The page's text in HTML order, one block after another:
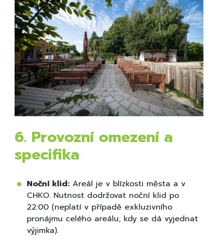
6. Provozní omezení a
specifika
Noční klid: Areál je v blízkosti města a v
CHKO. Nutnost dodržovat noční klid po
22:00 (neplatí v případě exkluzivního
pronájmu celého areálu, kdy se dá vyjednat
výjimka).